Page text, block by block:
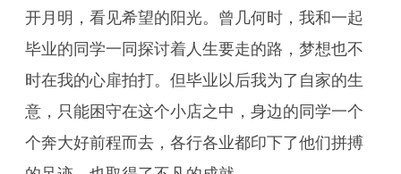
开月明，看见希望的阳光。曾几何时，我和一起
毕业的同学一同探讨着人生要走的路，梦想也不
时在我的心扉拍打。但毕业以后我为了自家的生
意，只能困守在这个小店之中，身边的同学一个
个奔大好前程而去，各行各业都印下了他们拼搏